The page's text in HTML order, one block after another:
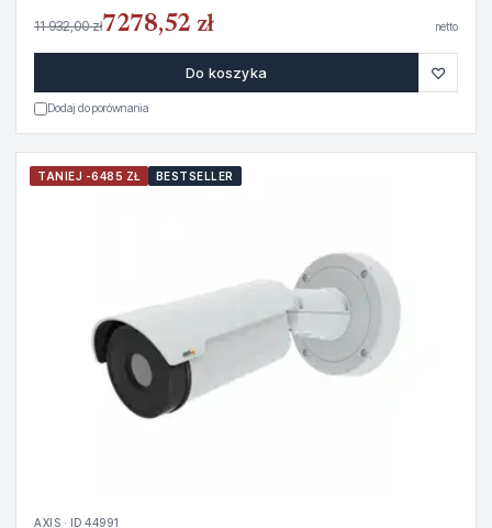
11 932,00 zł7278,52 zł netto
Do koszyka ♡
Dodaj do porównania
TANIEJ -6485 ZŁ BESTSELLER
AXIS · ID 44991